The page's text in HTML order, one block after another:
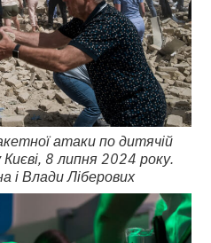
атаки по дитячій
8 липня 2024 року.
Влади Ліберових